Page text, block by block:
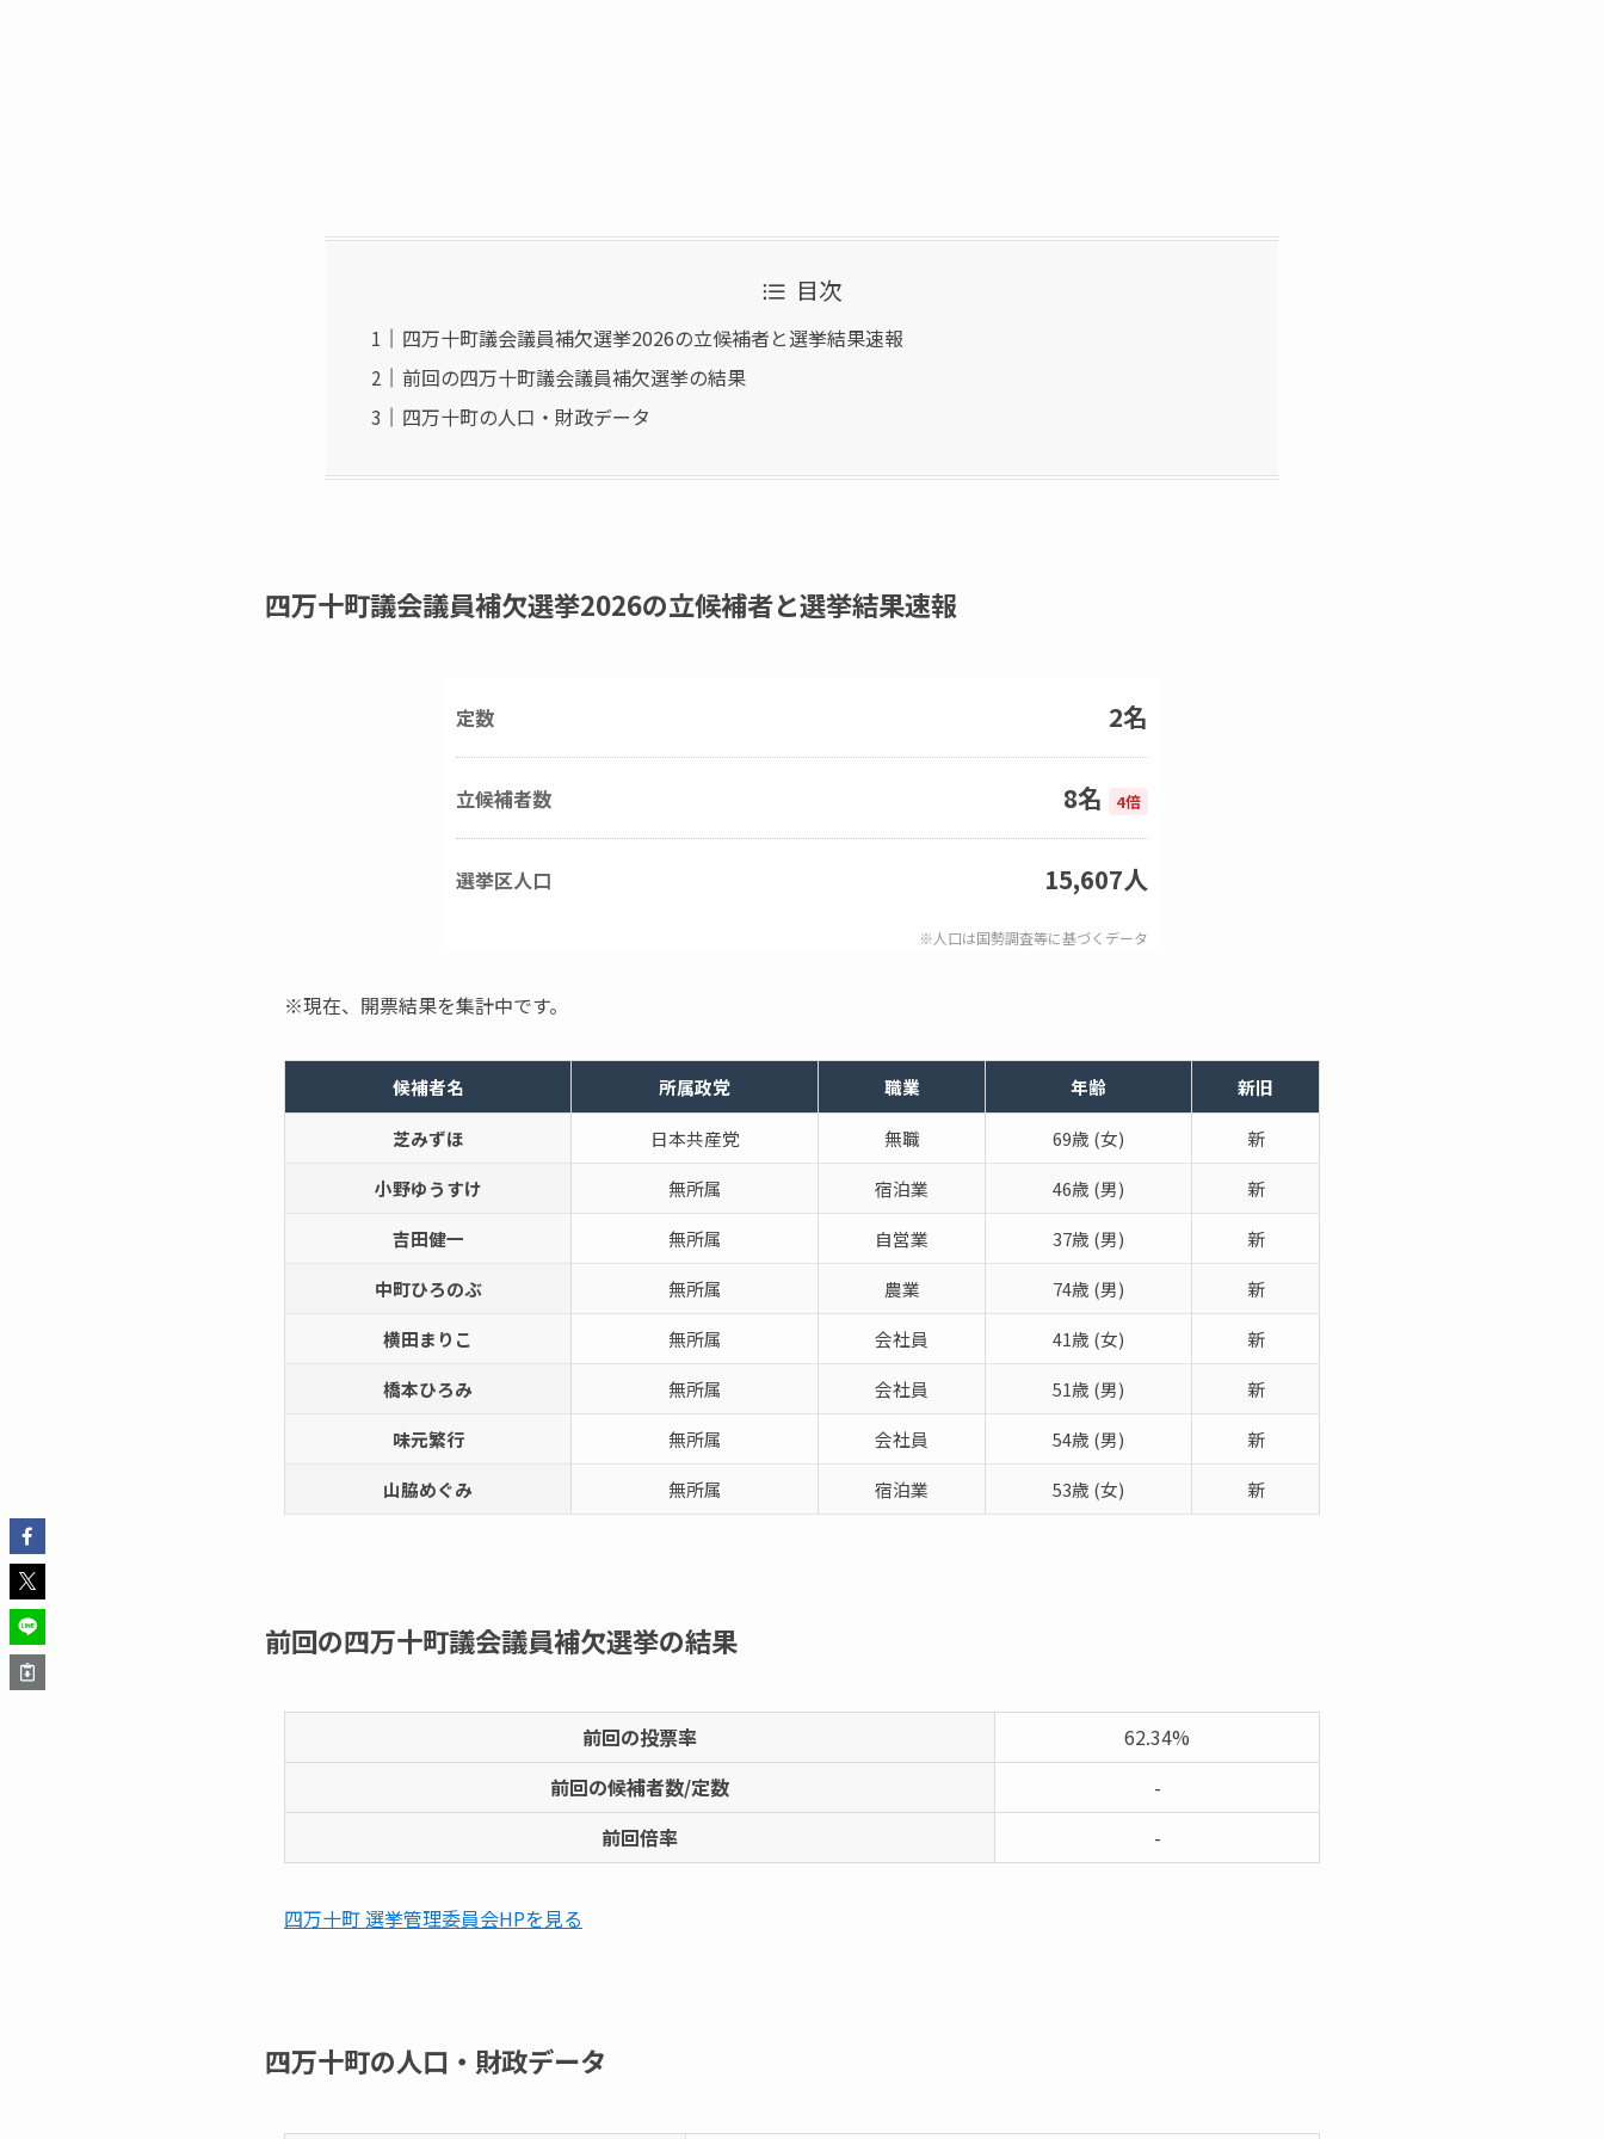
目次
四万十町議会議員補欠選挙2026の立候補者と選挙結果速報
前回の四万十町議会議員補欠選挙の結果
四万十町の人口・財政データ
四万十町議会議員補欠選挙2026の立候補者と選挙結果速報
定数 2名
立候補者数 8名 4倍
選挙区人口 15,607人
※人口は国勢調査等に基づくデータ
※現在、開票結果を集計中です。
候補者名 所属政党 職業 年齢 新旧
芝みずほ 日本共産党 無職 69歳 (女)
新
小野ゆうすけ
無所属 宿泊業 46歳 (男)
新
吉田健一
無所属 自営業 37歳 (男)
新
中町ひろのぶ
無所属 農業 74歳 (男)
新
横田まりこ
無所属 会社員 41歳 (女)
新
橋本ひろみ
無所属 会社員 51歳 (男)
新
味元繁行
無所属 会社員 54歳 (男)
新
山脇めぐみ
無所属 宿泊業 53歳 (女) 新
前回の四万十町議会議員補欠選挙の結果
前回の投票率
62.34%
前回の候補者数/定数
-
前回倍率
-
四万十町 選挙管理委員会HPを見る
四万十町の人口・財政データ